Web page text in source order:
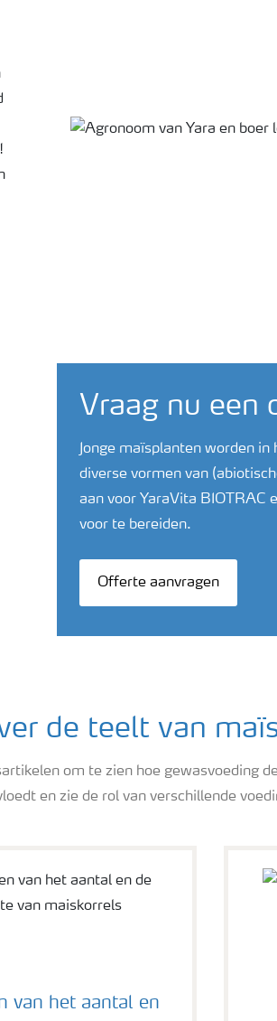
Vraag nu een
Jonge maïsplanten worden
diverse vormen van
aan voor YaraVita BIOTRAC
voor te bereiden.
Offerte aanvragen
de teelt van
om te zien hoe gewasvoeding
en zie de rol van verschillende
van het aantal en